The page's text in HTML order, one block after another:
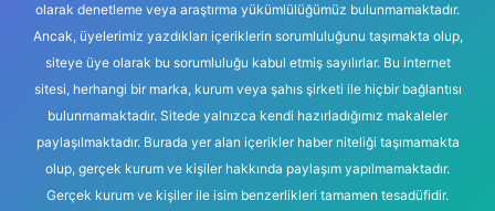
olarak denetleme veya araştırma yükümlülüğümüz bulunmamaktadır.
Ancak, üyelerimiz yazdıkları içeriklerin sorumluluğunu taşımakta olup,
siteye üye olarak bu sorumluluğu kabul etmiş sayılırlar. Bu internet
sitesi, herhangi bir marka, kurum veya şahıs şirketi ile hiçbir bağlantısı
bulunmamaktadır. Sitede yalnızca kendi hazırladığımız makaleler
paylaşılmaktadır. Burada yer alan içerikler haber niteliği taşımamakta
olup, gerçek kurum ve kişiler hakkında paylaşım yapılmamaktadır.
Gerçek kurum ve kişiler ile isim benzerlikleri tamamen tesadüfidir.